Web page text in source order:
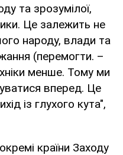
та зрозумілої,
Це залежить не
народу, влади та
(перемогти. –
менше. Тому ми
вперед. Це
із глухого кута",
країни Заходу